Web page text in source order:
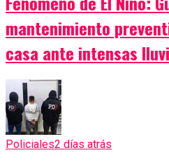
mantenimiento
casa ante intensas
Policiales2 días atrás